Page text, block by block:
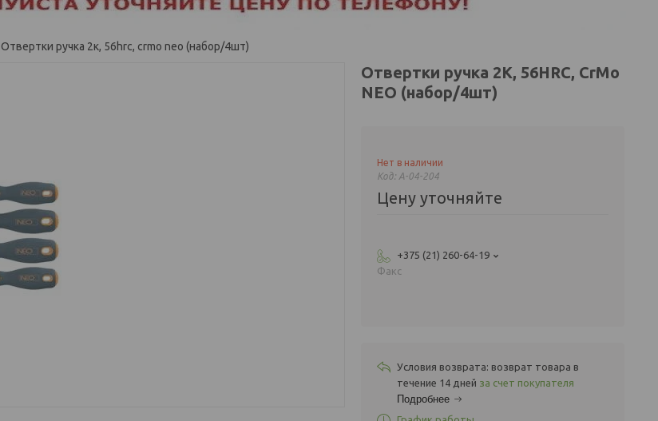
Отвертки ручка 2к, 56hrc, crmo neo (набор/4шт)
Отвертки ручка 2К, 56HRC, CrMo
NEO (набор/4шт)
Нет в наличии
Код: A-04-204
Цену уточняйте
+375 (21) 260-64-19
Факс
возврат товара в
течение 14 дней за счет покупателя
Подробнее